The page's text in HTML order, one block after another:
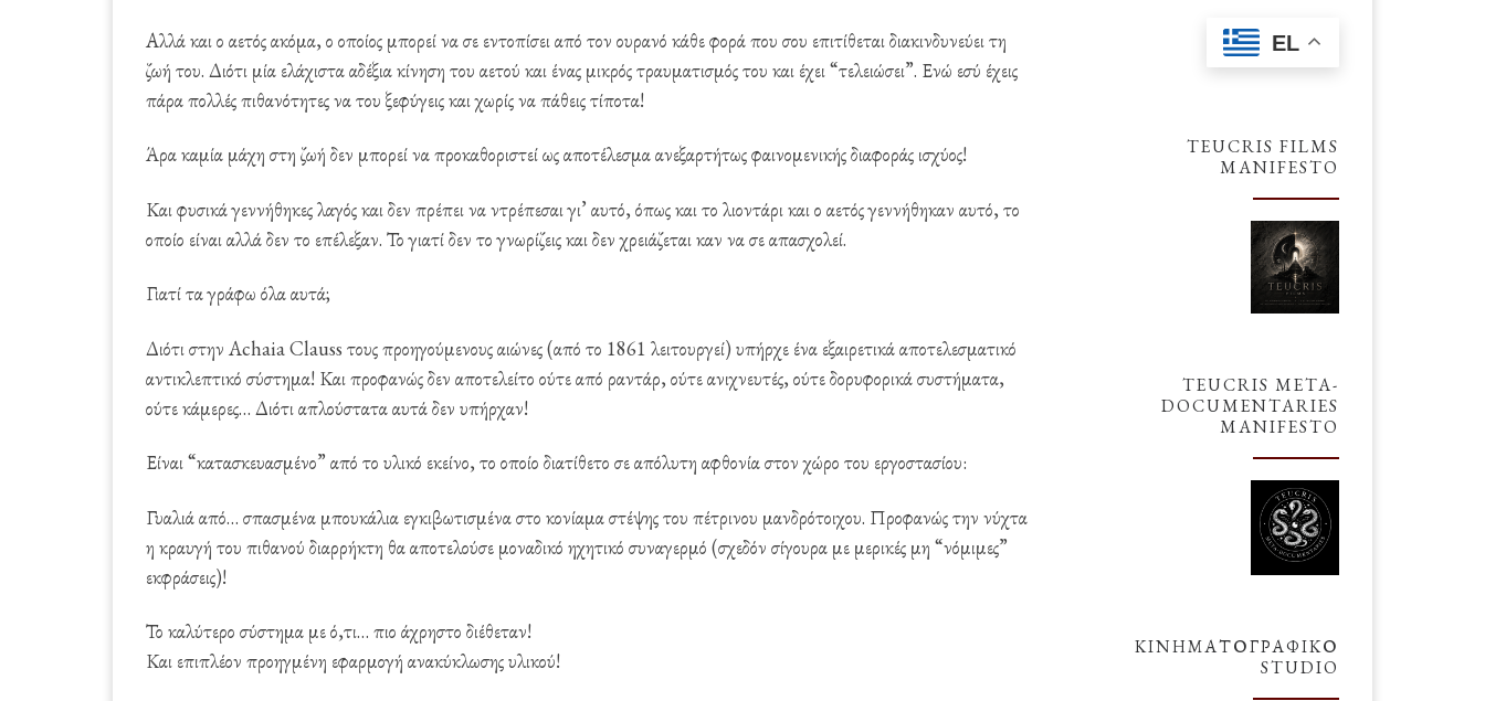
Αλλά και ο αετός ακόμα, ο οποίος μπορεί να σε εντοπίσει από τον ουρανό κάθε φορά που σου επιτίθεται διακινδυνεύει τη
ζωή του. Διότι μία ελάχιστα αδέξια κίνηση του αετού και ένας μικρός τραυματισμός του και έχει “τελειώσει”. Ενώ εσύ έχεις
πάρα πολλές πιθανότητες να του ξεφύγεις και χωρίς να πάθεις τίποτα!
Άρα καμία μάχη στη ζωή δεν μπορεί να προκαθοριστεί ως αποτέλεσμα ανεξαρτήτως φαινομενικής διαφοράς ισχύος!
Και φυσικά γεννήθηκες λαγός και δεν πρέπει να ντρέπεσαι γι’ αυτό, όπως και το λιοντάρι και ο αετός γεννήθηκαν αυτό, το
οποίο είναι αλλά δεν το επέλεξαν. Το γιατί δεν το γνωρίζεις και δεν χρειάζεται καν να σε απασχολεί.
Γιατί τα γράφω όλα αυτά;
Διότι στην Achaia Clauss τους προηγούμενους αιώνες (από το 1861 λειτουργεί) υπήρχε ένα εξαιρετικά αποτελεσματικό
αντικλεπτικό σύστημα! Και προφανώς δεν αποτελείτο ούτε από ραντάρ, ούτε ανιχνευτές, ούτε δορυφορικά συστήματα,
ούτε κάμερες… Διότι απλούστατα αυτά δεν υπήρχαν!
Είναι “κατασκευασμένο” από το υλικό εκείνο, το οποίο διατίθετο σε απόλυτη αφθονία στον χώρο του εργοστασίου:
Γυαλιά από… σπασμένα μπουκάλια εγκιβωτισμένα στο κονίαμα στέψης του πέτρινου μανδρότοιχου. Προφανώς την νύχτα
η κραυγή του πιθανού διαρρήκτη θα αποτελούσε μοναδικό ηχητικό συναγερμό (σχεδόν σίγουρα με μερικές μη “νόμιμες”
εκφράσεις)!
Το καλύτερο σύστημα με ό,τι… πιο άχρηστο διέθεταν!
Και επιπλέον προηγμένη εφαρμογή ανακύκλωσης υλικού!
EL
TEUCRIS FILMS
MANIFESTO
TEUCRIS META-
DOCUMENTARIES
MANIFESTO
ΚΙΝΗΜΑΤΟΓΡΑΦΙΚΌ
STUDIO